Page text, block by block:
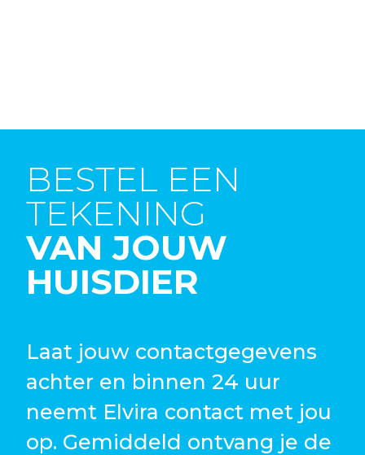
BESTEL EEN
TEKENING
VAN JOUW
HUISDIER
Laat jouw contactgegevens
achter en binnen 24 uur
neemt Elvira contact met jou
op. Gemiddeld ontvang je de